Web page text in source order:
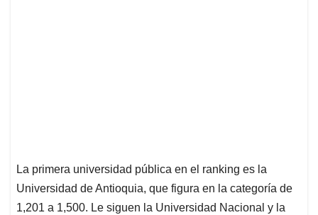
La primera universidad pública en el ranking es la
Universidad de Antioquia, que figura en la categoría de
1,201 a 1,500. Le siguen la Universidad Nacional y la